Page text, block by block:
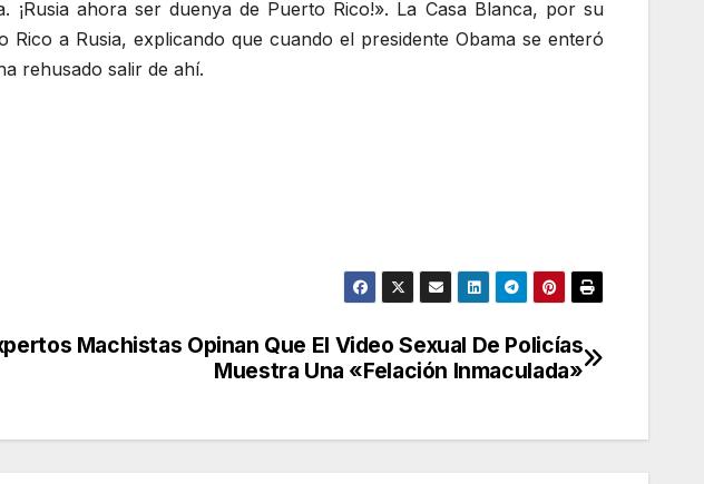
ahora ser duenya de Puerto Rico!». La Casa Blanca, por su
a Rusia, explicando que cuando el presidente Obama se enteró
rehusado salir de ahí.
Machistas Opinan Que El Video Sexual De Policías
Muestra Una «Felación Inmaculada»